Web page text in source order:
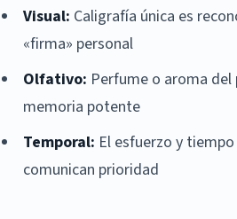
Visual: Caligrafía única es
«firma» personal
Olfativo: Perfume o aroma del
memoria potente
Temporal: El esfuerzo y
comunican prioridad